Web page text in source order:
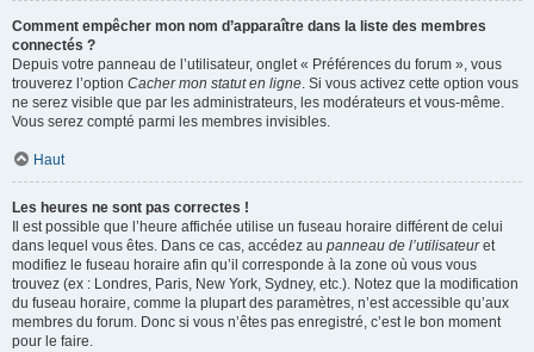
Comment empêcher mon nom d’apparaître dans la liste des membres
connectés ?
Depuis votre panneau de l’utilisateur, onglet « Préférences du forum », vous
trouverez l’option Cacher mon statut en ligne. Si vous activez cette option vous
ne serez visible que par les administrateurs, les modérateurs et vous-même.
Vous serez compté parmi les membres invisibles.
Haut
Les heures ne sont pas correctes !
Il est possible que l’heure affichée utilise un fuseau horaire différent de celui
dans lequel vous êtes. Dans ce cas, accédez au panneau de l’utilisateuret
modifiez le fuseau horaire afin qu’il corresponde à la zone où vous vous
trouvez (ex : Londres, Paris, New York, Sydney, etc.). Notez que la modification
du fuseau horaire, comme la plupart des paramètres, n’est accessible qu’aux
membres du forum. Donc si vous n’êtes pas enregistré, c’est le bon moment
pour le faire.